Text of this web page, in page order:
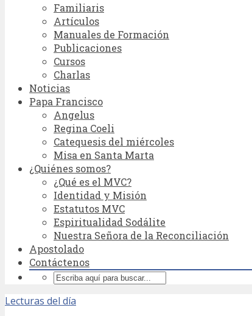
Familiaris
Artículos
Manuales de Formación
Publicaciones
Cursos
Charlas
Noticias
Papa Francisco
Angelus
Regina Coeli
Catequesis del miércoles
Misa en Santa Marta
¿Quiénes somos?
¿Qué es el MVC?
Identidad y Misión
Estatutos MVC
Espiritualidad Sodálite
Nuestra Señora de la Reconciliación
Apostolado
Contáctenos
Lecturas del día